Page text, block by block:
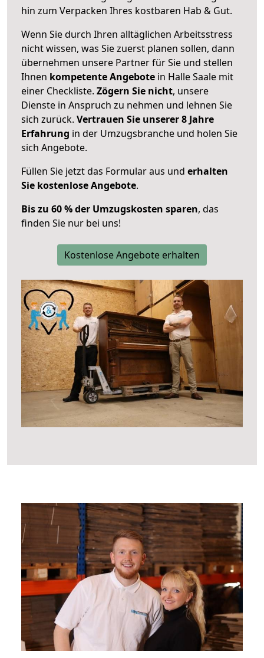
hin zum Verpacken Ihres kostbaren Hab & Gut.
Wenn Sie durch Ihren alltäglichen Arbeitsstress
nicht wissen, was Sie zuerst planen sollen, dann
übernehmen unsere Partner für Sie und stellen
Ihnen kompetente Angebote in Halle Saale mit
einer Checkliste. Zögern Sie nicht, unsere
Dienste in Anspruch zu nehmen und lehnen Sie
sich zurück. Vertrauen Sie unserer 8 Jahre
Erfahrung in der Umzugsbranche und holen Sie
sich Angebote.
Füllen Sie jetzt das Formular aus und erhalten
Sie kostenlose Angebote.
Bis zu 60 % der Umzugskosten sparen, das
finden Sie nur bei uns!
Kostenlose Angebote erhalten